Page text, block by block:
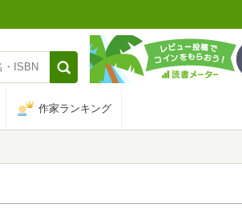
作家ランキング